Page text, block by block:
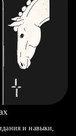
и навыки,